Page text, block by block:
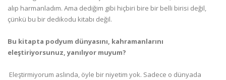
alıp harmanladım. Ama dediğim gibi hiçbiri bire bir belli birisi değil,
çünkü bu bir dedikodu kitabı değil.
Bu kitapta podyum dünyasını, kahramanlarını
eleştiriyorsunuz, yanılıyor muyum?
 Eleştirmiyorum aslında, öyle bir niyetim yok. Sadece o dünyada